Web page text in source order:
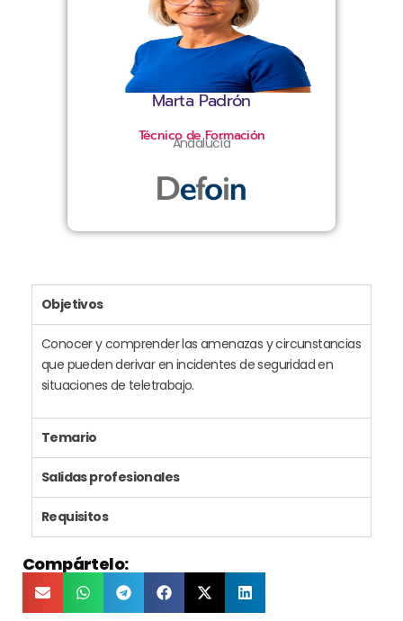
Marta Padrón
Técnico de Formación
Andalucía
Objetivos
Conocer y comprender las amenazas y circunstancias
que pueden derivar en incidentes de seguridad en
situaciones de teletrabajo.
Temario
Salidas profesionales
Requisitos
Compártelo: